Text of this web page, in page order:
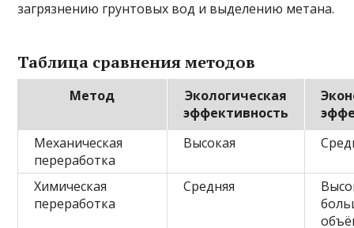
загрязнению грунтовых вод и выделению метана.
Таблица сравнения методов
Метод
Экологическая
эффективность
Механическая
переработка
Высокая
Химическая
переработка
Средняя